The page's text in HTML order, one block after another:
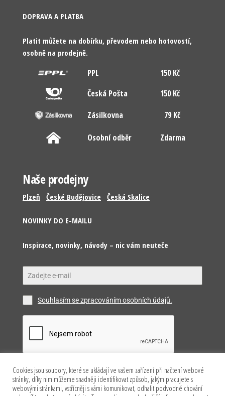
DOPRAVA A PLATBA
Platit můžete na dobírku, převodem nebo hotovostí,
osobně na prodejně.
PPL
150 Kč
Česká Pošta
150 Kč
Zásilkovna
79 Kč
Osobní odběr Zdarma
Naše prodejny
Plzeň České Budějovice Česká Skalice
NOVINKY DO E-MAILU
Inspirace, novinky, návody – nic vám neuteče
Souhlasím se zpracováním osobních údajů.
Odeslat
Cookies jsou soubory, které se ukládají ve vašem zařízení při načtení webové
stránky, díky nim můžeme snadněji identifikovat způsob, jakým pracujete s
webovými stránkami, vstřícněji s vámi komunikovat, odhalit podvodné chování